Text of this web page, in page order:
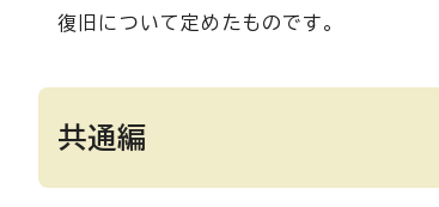
復旧について定めたものです。
共通編